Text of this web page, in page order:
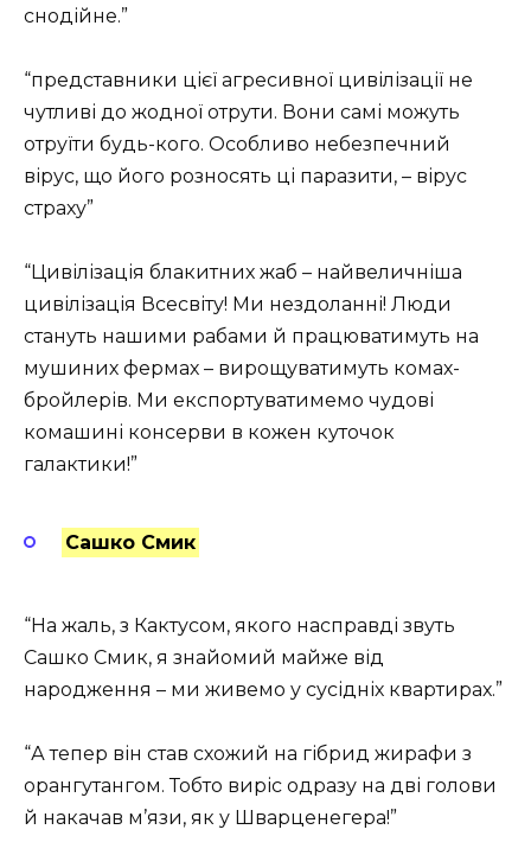
снодійне.”
“представники цієї агресивної цивілізації не
чутливі до жодної отрути. Вони самі можуть
отруїти будь-кого. Особливо небезпечний
вірус, що його розносять ці паразити, – вірус
страху”
“Цивілізація блакитних жаб – найвеличніша
цивілізація Всесвіту! Ми нездоланні! Люди
стануть нашими рабами й працюватимуть на
мушиних фермах – вирощуватимуть комах-
бройлерів. Ми експортуватимемо чудові
комашині консерви в кожен куточок
галактики!”
Сашко Смик
“На жаль, з Кактусом, якого насправді звуть
Сашко Смик, я знайомий майже від
народження – ми живемо у сусідніх квартирах.”
“А тепер він став схожий на гібрид жирафи з
орангутангом. Тобто виріс одразу на дві голови
й накачав м’язи, як у Шварценегера!”